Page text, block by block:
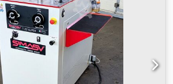
mm Novo preço aprox. 20.000 euros
solicitação - em condições
máquina - ?v=QmUbaV41BfA
Equipamento: - máquina de entalhe
ângulo ajustável de 30° – 140° -
chapas com espessura de até 6,0